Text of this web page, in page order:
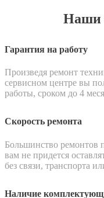
Наши
Гарантия на работу
Произведя ремонт
сервисном центре вы
работы, сроком до 4
Скорость ремонта
Большинство ремонтов
вам не придется
без связи, транспорта
Наличие